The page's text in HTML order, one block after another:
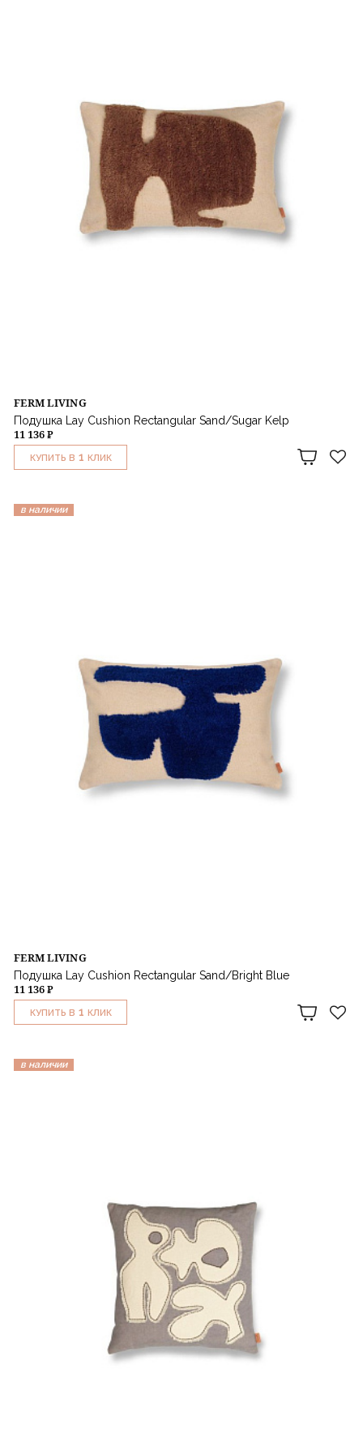
FERM LIVING
Подушка Lay Cushion Rectangular Sand/Sugar Kelp
11 136 ₽
КУПИТЬ В 1 КЛИК
в наличии
FERM LIVING
Подушка Lay Cushion Rectangular Sand/Bright Blue
11 136 ₽
КУПИТЬ В 1 КЛИК
в наличии